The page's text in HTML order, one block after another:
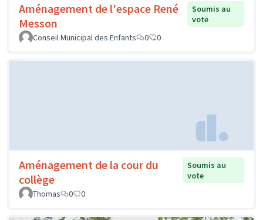
Aménagement de l'espace René
Messon
Soumis au
vote
Conseil Municipal des Enfants
0 0
Aménagement de la cour du
collège
Soumis au
vote
Thomas
0 0